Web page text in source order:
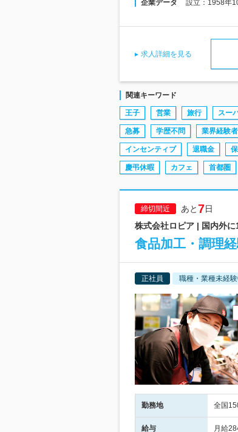
企業データ 設立：1958年
求人詳細を見る
関連キーワード
王子 営業 旅行 スー
急募 学歴不問 業界経験
インセンティブ 退職金
慶弔休暇 カフェ 首都圏
締切間近 あと7日
株式会社ロピア | 国内外
食品加工・調理
正社員 職種・業種未経
勤務地 全国
給与
月給